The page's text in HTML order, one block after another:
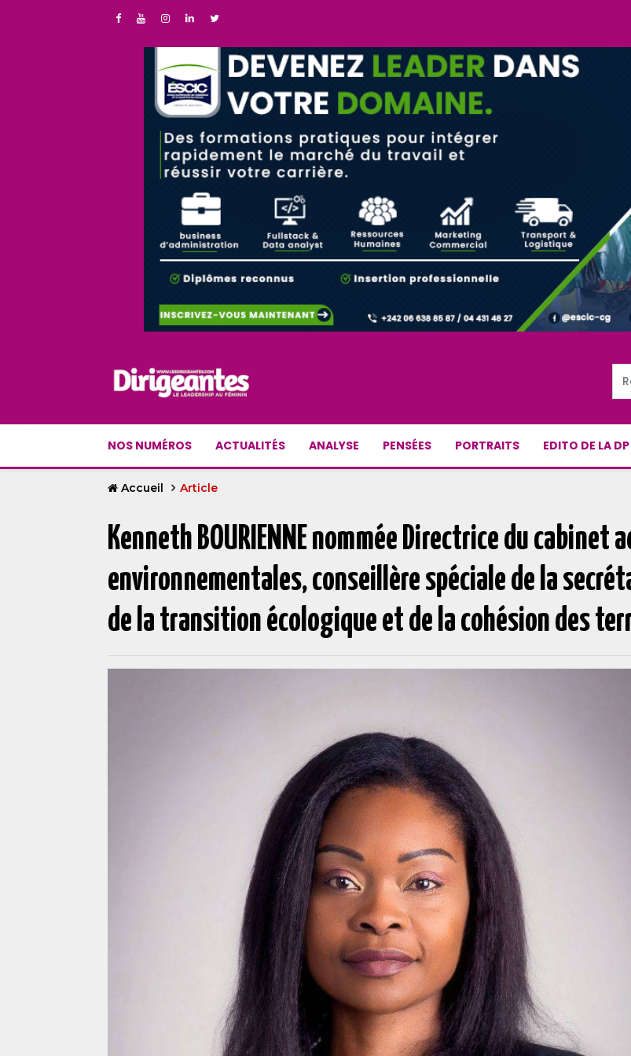
NOS NUMÉROS ACTUALITÉS ANALYSE PENSÉES PORTRAITS EDITO DE LA DP
Accueil Article
Kenneth BOURIENNE nommée Directrice du
environnementales, conseillère spéciale de la
de la transition écologique et de la cohésion des